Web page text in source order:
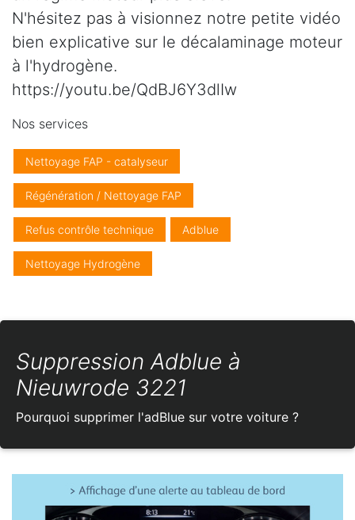
N'hésitez pas à visionnez notre petite vidéo
bien explicative sur le décalaminage moteur
à l'hydrogène.
https://youtu.be/QdBJ6Y3dlIw
Nos services
Nettoyage FAP - catalyseur
Régénération / Nettoyage FAP
Refus contrôle technique Adblue
Nettoyage Hydrogène
Suppression Adblue à
Nieuwrode 3221
Pourquoi supprimer l'adBlue sur votre voiture ?